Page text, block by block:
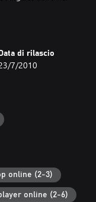
a scenari avvolti
sono più
cooperativa non
Data di rilascio
7/2010
online (2-3)
online (2-6)